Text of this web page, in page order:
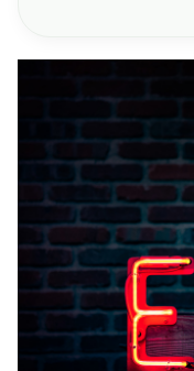
abortus is, de
vrouw moet
die beschikbaar is.